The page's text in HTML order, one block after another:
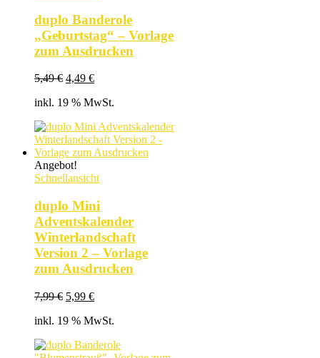
duplo Banderole
„Geburtstag“ – Vorlage
zum Ausdrucken
5,49€ Ursprünglicher
war:
4,49 €Aktueller
ist:
inkl. 19 % MwSt.
Angebot!
Schnellansicht
duplo Mini
Adventskalender
Winterlandschaft
Version 2 – Vorlage
zum Ausdrucken
7,99€ Ursprünglicher
war:
5,99 €Aktueller
ist:
inkl. 19 % MwSt.